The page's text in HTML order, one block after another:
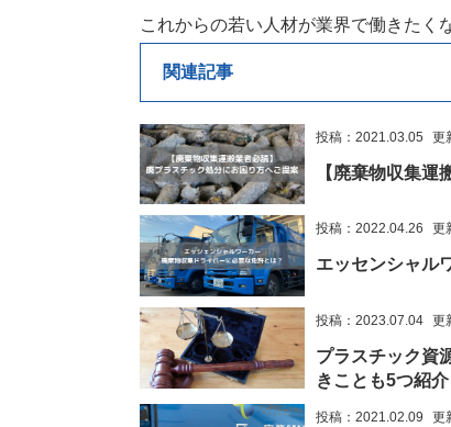
これからの若い人材が業界で働きたく
関連記事
投稿：2021.03.05 更
【廃棄物収集
投稿：2022.04.26 更
エッセンシャル
投稿：2023.07.04 更
プラスチック資
きことも5つ紹介
投稿：2021.02.09 更